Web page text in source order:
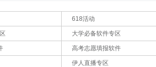
618活动
大学必备软件专区
高考志愿填报软件
伊人直播专区